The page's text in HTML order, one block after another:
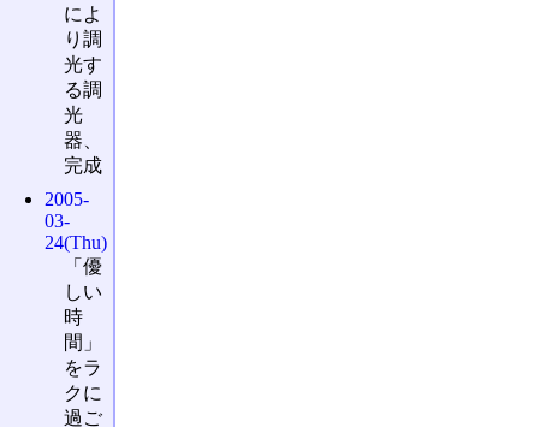
によ
り調
光す
る調
光
器、
完成
2005-
03-
24(Thu)
「優
しい
時
間」
をラ
クに
過ご